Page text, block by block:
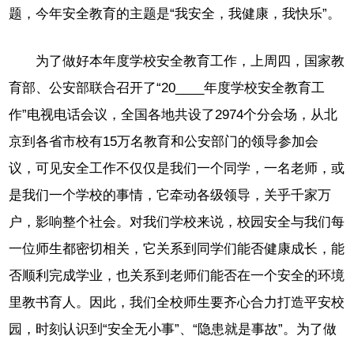
题，今年安全教育的主题是“我安全，我健康，我快乐”。
为了做好本年度学校安全教育工作，上周四，国家教
育部、公安部联合召开了“20____年度学校安全教育工
作”电视电话会议，全国各地共设了2974个分会场，从北
京到各省市校有15万名教育和公安部门的领导参加会
议，可见安全工作不仅仅是我们一个同学，一名老师，或
是我们一个学校的事情，它牵动各级领导，关乎千家万
户，影响整个社会。对我们学校来说，校园安全与我们每
一位师生都密切相关，它关系到同学们能否健康成长，能
否顺利完成学业，也关系到老师们能否在一个安全的环境
里教书育人。因此，我们全校师生要齐心合力打造平安校
园，时刻认识到“安全无小事”、“隐患就是事故”。为了做